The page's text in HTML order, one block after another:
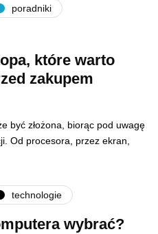
poradniki
które warto
zakupem
być złożona, biorąc pod uwagę
Od procesora, przez ekran,
technologie
wybrać?